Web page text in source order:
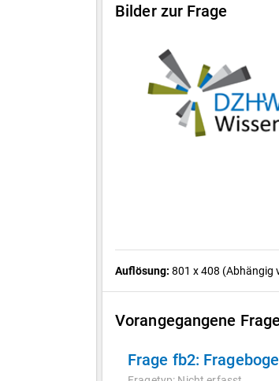
Bilder zur Frage
Auflösung: 801 x 408 (Abhängig
Vorangegangene
Frage fb2: